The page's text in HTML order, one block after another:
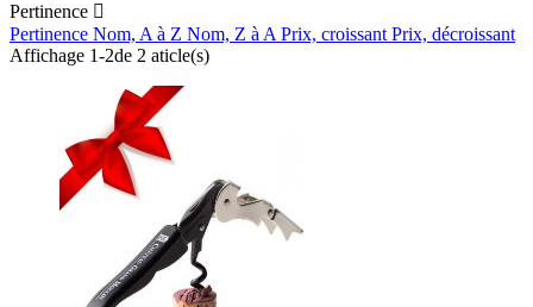
Pertinence 
Pertinence Nom, A à Z Nom, Z à A Prix, croissant Prix, décroissant
Affichage 1-2de 2 aticle(s)